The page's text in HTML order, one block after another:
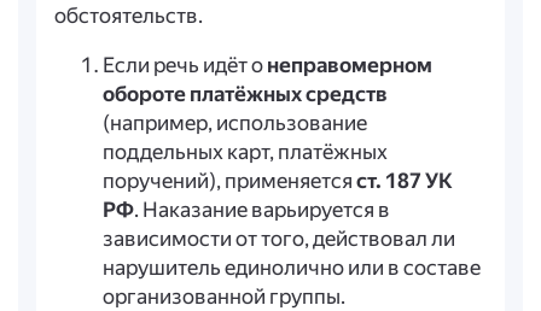
обстоятельств.
Если речь идёт о неправомерном
обороте платёжных средств
(например, использование
поддельных карт, платёжных
поручений), применяется ст. 187 УК
РФ. Наказание варьируется в
зависимости от того, действовал ли
нарушитель единолично или в составе
организованной группы.